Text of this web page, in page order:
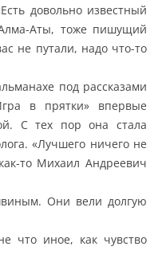
довольно известный
Аты, тоже пишущий
не путали, надо что-то
под рассказами
в прятки» впервые
С тех пор она стала
«Лучшего ничего не
то Михаил Андреевич
Они вели долгую
что иное, как чувство